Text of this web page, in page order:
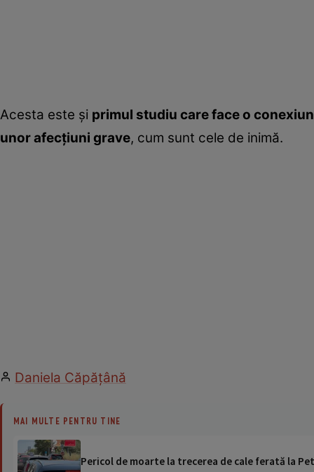
Acesta este şi primul studiu care face o
unor afecţiuni grave, cum sunt cele de inimă.
Daniela Căpăţână
MAI MULTE PENTRU TINE
Pericol de moarte la trecerea de cale ferată la